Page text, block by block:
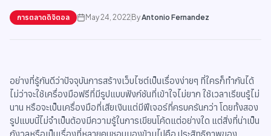
การตลาดดิจิตอล May 24, 2022 ByAntonio Fernandez
อย่างที่รู้กันดีว่าปัจจุบันการสร้างเว็บไซต์เป็นเรื่องง่ายๆ ที่ใครก็ทำกันได้
ไม่ว่าจะใช้เครื่องมือฟรีที่มีรูปแบบฟังก์ชันที่เข้าใจไม่ยาก ใช้เวลาเรียนรู้ไม่
นาน หรือจะเป็นเครื่องมือที่เสียเงินแต่มีฟีเจอร์ที่ครบครันกว่า โดยทั้งสอง
รูปแบบนี้ไม่จำเป็นต้องมีความรู้ในการเขียนโค้ดแต่อย่างใด แต่สิ่งที่น่าเป็น
กังวลหรือเป็นเรื่องที่หลายคนชอบมองข้ามไปคือ ประสิทธิภาพของ